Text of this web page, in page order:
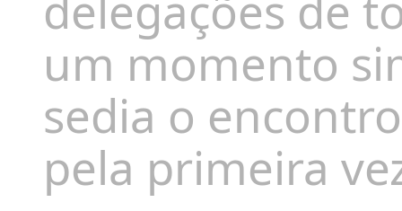
um momento
sedia o
pela primeira